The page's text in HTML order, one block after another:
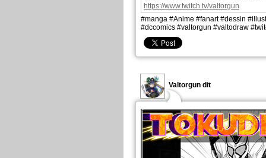
https://www.twitch.tv/valtorgun
#manga #Anime #fanart #dessin
#dccomics #valtorgun #valtodraw
Valtorgun dit